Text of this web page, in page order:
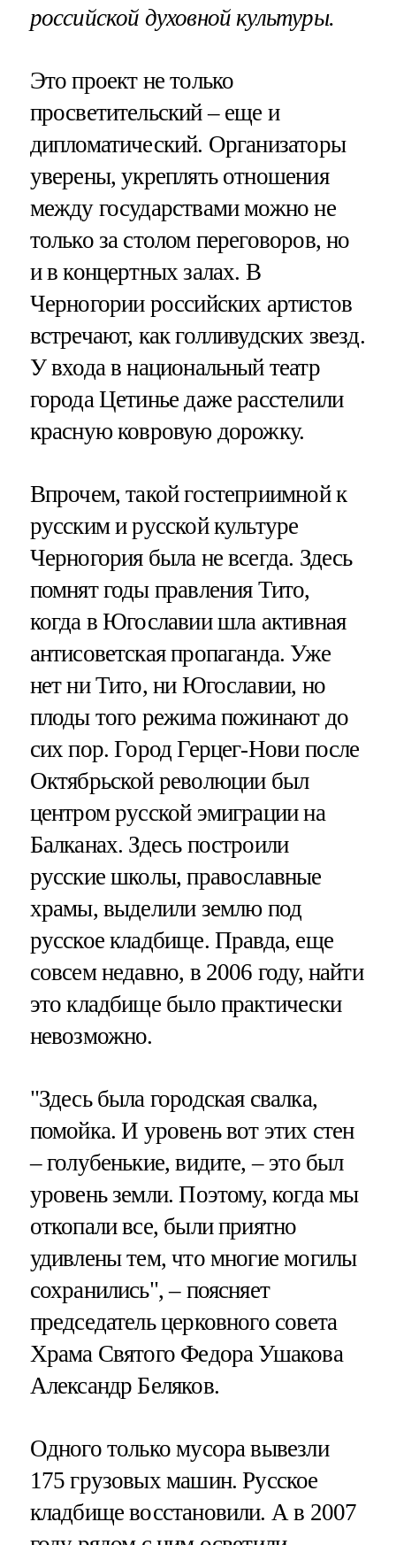
российской духовной культуры.
Это проект не только
просветительский – еще и
дипломатический. Организаторы
уверены, укреплять отношения
между государствами можно не
только за столом переговоров, но
и в концертных залах. В
Черногории российских артистов
встречают, как голливудских звезд.
У входа в национальный театр
города Цетинье даже расстелили
красную ковровую дорожку.
Впрочем, такой гостеприимной к
русским и русской культуре
Черногория была не всегда. Здесь
помнят годы правления Тито,
когда в Югославии шла активная
антисоветская пропаганда. Уже
нет ни Тито, ни Югославии, но
плоды того режима пожинают до
сих пор. Город Герцег-Нови после
Октябрьской революции был
центром русской эмиграции на
Балканах. Здесь построили
русские школы, православные
храмы, выделили землю под
русское кладбище. Правда, еще
совсем недавно, в 2006 году, найти
это кладбище было практически
невозможно.
"Здесь была городская свалка,
помойка. И уровень вот этих стен
– голубенькие, видите, – это был
уровень земли. Поэтому, когда мы
откопали все, были приятно
удивлены тем, что многие могилы
сохранились", – поясняет
председатель церковного совета
Храма Святого Федора Ушакова
Александр Беляков.
Одного только мусора вывезли
175 грузовых машин. Русское
кладбище восстановили. А в 2007